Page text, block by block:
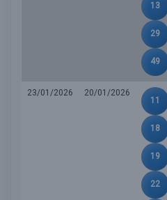
13
29
49
23/01/2026
20/01/2026
11
18
19
22